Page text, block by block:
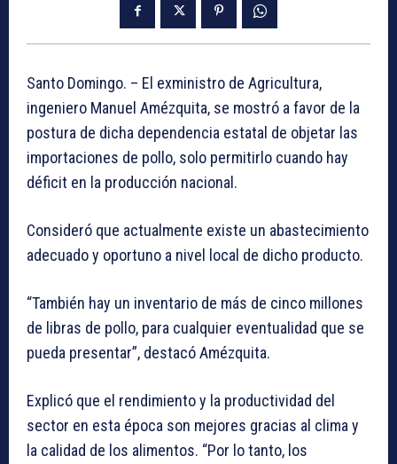
Santo Domingo. – El exministro de Agricultura,
ingeniero Manuel Amézquita, se mostró a favor de la
postura de dicha dependencia estatal de objetar las
importaciones de pollo, solo permitirlo cuando hay
déficit en la producción nacional.
Consideró que actualmente existe un abastecimiento
adecuado y oportuno a nivel local de dicho producto.
“También hay un inventario de más de cinco millones
de libras de pollo, para cualquier eventualidad que se
pueda presentar”, destacó Amézquita.
Explicó que el rendimiento y la productividad del
sector en esta época son mejores gracias al clima y
la calidad de los alimentos. “Por lo tanto, los